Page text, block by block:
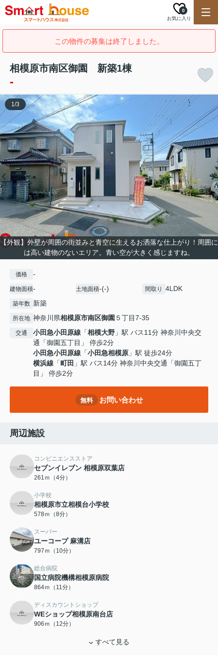
お気に入り
0
この物件の募集は終了しました。
相模原市南区御園 新築1棟
-
【外観】外壁が周囲の街並みと青空に生えるお洒落な仕上がり！周囲に
は高い建物のないエリア。青い空が大きく感じますね。
1/3
価格 -
建物面積- 土地面積-(-) 間取り 4LDK
築年数 新築
所在地 神奈川県相模原市南区御園 ５丁目7-35
交通 小田急小田原線 「相模大野 」駅 バス11分 神奈川中央交
通「御園五丁目」 停歩2分
小田急小田原線 「小田急相模原 」駅 徒歩24分
横浜線 「町田 」駅 バス14分 神奈川中央交通「御園五丁
目」 停歩2分
無料 お問い合わせ
周辺施設
コンビニエンスストア
セブンイレブン 相模原双葉店
261ｍ（4分）
小学校
相模原市立相模台小学校
578ｍ（8分）
スーパー
ユーコープ 麻溝店
797ｍ（10分）
総合病院
国立病院機構相模原病院
864ｍ（11分）
ディスカウントショップ
WEショップ相模原南台店
906ｍ（12分）
すべて見る